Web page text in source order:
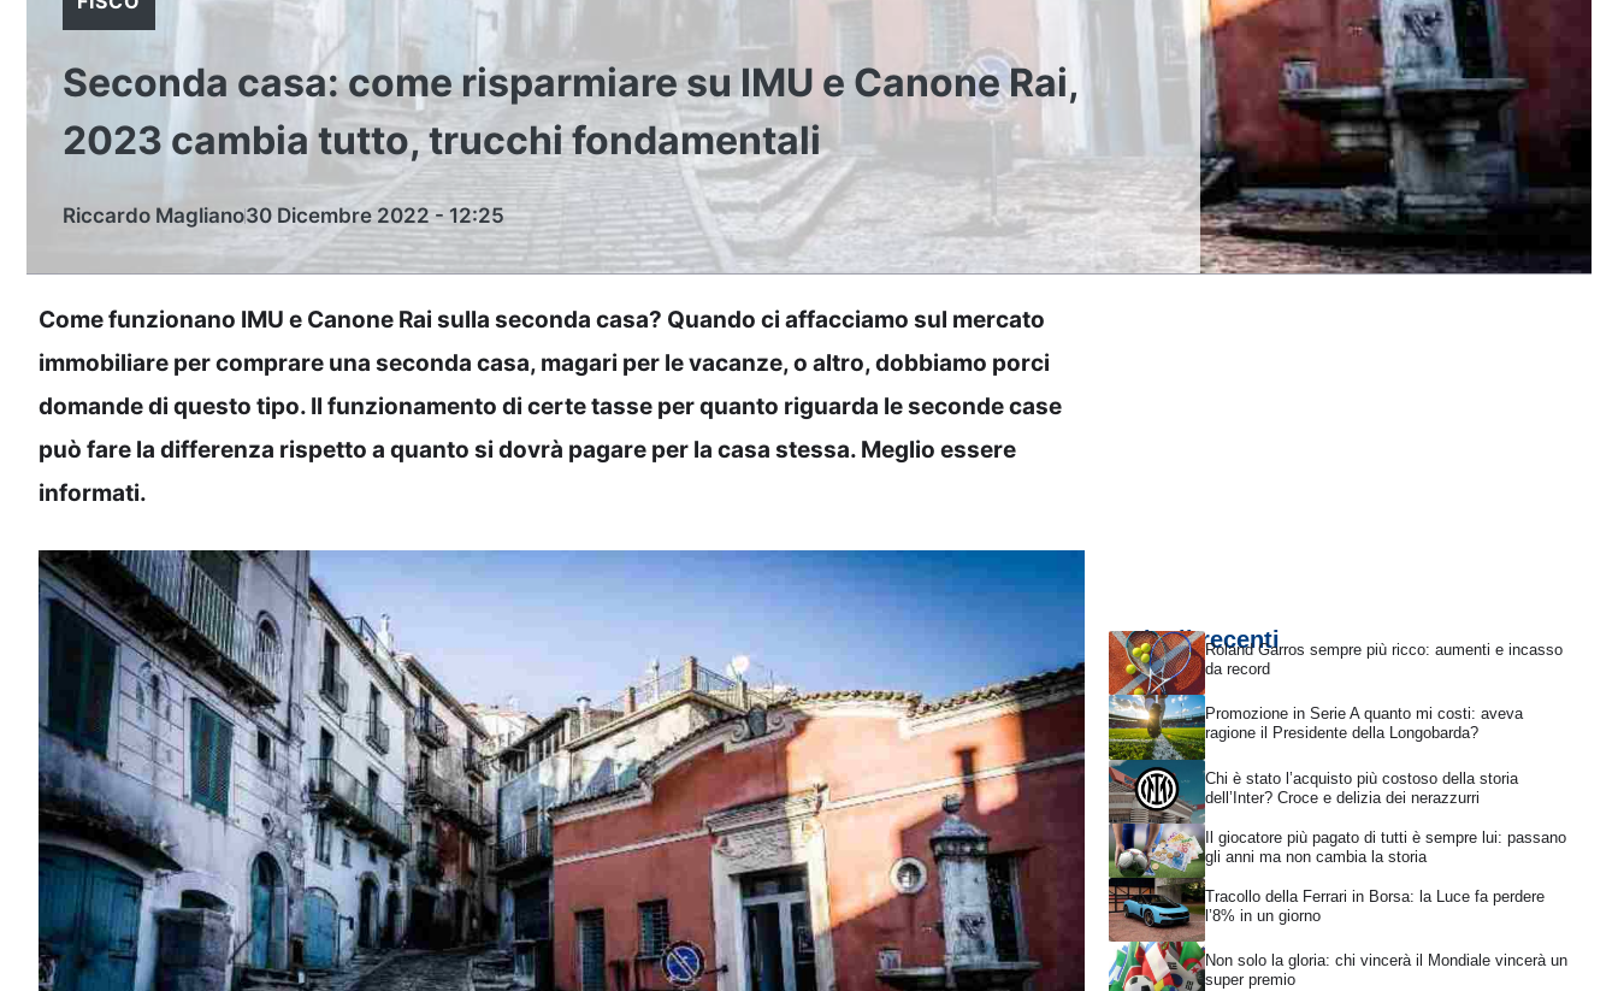
Seconda casa: come risparmiare su IMU e Canone Rai,
2023 cambia tutto, trucchi fondamentali
Riccardo Magliano30 Dicembre 2022 - 12:25
Come funzionano IMU e Canone Rai sulla seconda casa? Quando ci affacciamo sul mercato
immobiliare per comprare una seconda casa, magari per le vacanze, o altro, dobbiamo porci
domande di questo tipo. Il funzionamento di certe tasse per quanto riguarda le seconde case
può fare la differenza rispetto a quanto si dovrà pagare per la casa stessa. Meglio essere
informati.
Articoli recentiRoland Garros sempre più ricco: aumenti e incasso
da record
Promozione in Serie A quanto mi costi: aveva
ragione il Presidente della Longobarda?
Chi è stato l’acquisto più costoso della storia
dell’Inter? Croce e delizia dei nerazzurri
Il giocatore più pagato di tutti è sempre lui: passano
gli anni ma non cambia la storia
Tracollo della Ferrari in Borsa: la Luce fa perdere
l’8% in un giorno
Non solo la gloria: chi vincerà il Mondiale vincerà un
super premio